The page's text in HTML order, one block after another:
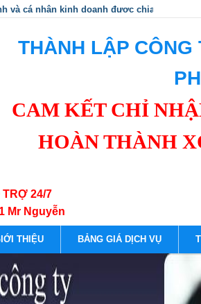
và cá nhân kinh doanh được chia thành 3
THÀNH LẬP
CAM KẾT CHỈ
HOÀN THÀNH
TRỢ 24/7
Mr Nguyễn
THIỆU BẢNG GIÁ DỊCH VỤ